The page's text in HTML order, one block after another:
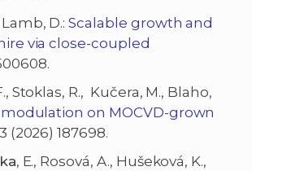
Lamb, D.:Scalable growth and
via close-coupled
Stoklas, R., Kučera, M., Blaho,
on MOCVD-grown
(2026) 187698.
, E., Rosová, A., Hušeková, K.,